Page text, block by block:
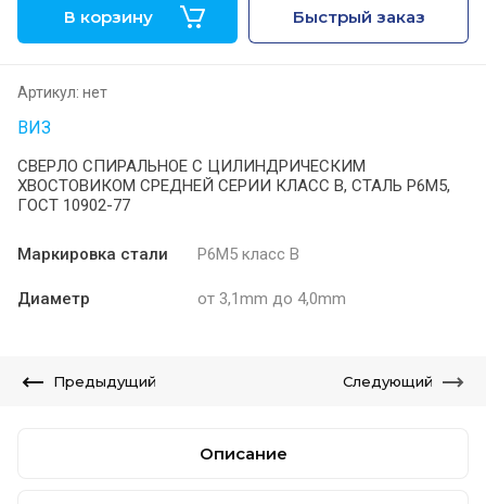
В корзину Быстрый заказ
Артикул: нет
ВИЗ
СВЕРЛО СПИРАЛЬНОЕ С ЦИЛИНДРИЧЕСКИМ
ХВОСТОВИКОМ СРЕДНЕЙ СЕРИИ КЛАСС В, СТАЛЬ Р6М5,
ГОСТ 10902-77
Маркировка стали Р6М5 класс В
Диаметр от 3,1mm до 4,0mm
Предыдущий Следующий
Описание